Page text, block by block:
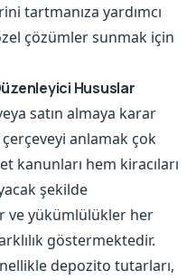
tartmanıza yardımcı
çözümler sunmak için
Hususlar
satın almaya karar
anlamak çok
kanunları hem kiracıları
şekilde
ve yükümlülükler her
göstermektedir.
depozito tutarları,